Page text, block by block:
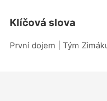
Klíčová slova
První dojem | Tým